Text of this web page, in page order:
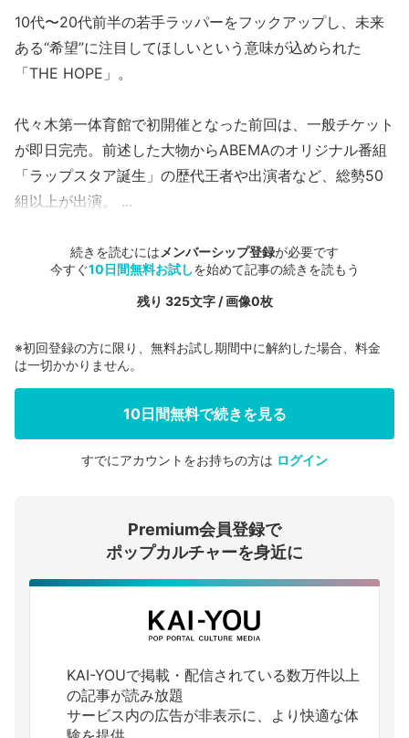
10代〜20代前半の若手ラッパーをフックアップし、未来
ある“希望”に注目してほしいという意味が込められた
「THE HOPE」。
代々木第一体育館で初開催となった前回は、一般チケット
が即日完売。前述した大物からABEMAのオリジナル番組
「ラップスタア誕生」の歴代王者や出演者など、総勢50
組以上が出演。 ...
続きを読むには メンバーシップ登録が必要です
今すぐ10日間無料お試しを始めて記事の続きを読もう
残り 325文字 / 画像0枚
会員登録する
ログインする
※初回登録の方に限り、無料お試し期間中に解約した場合、料金
は一切かかりません。
10日間無料で続きを見る
すでにアカウントをお持ちの方は ログイン
Premium会員登録で
ポップカルチャーを身近に
KAI-YOUで掲載・配信されている数万件以上
の記事が読み放題
サービス内の広告が非表示に、より快適な体